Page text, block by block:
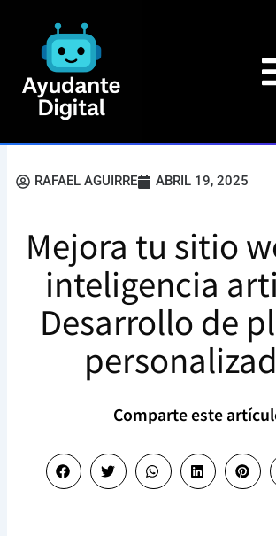
contenido
RAFAEL AGUIRRE ABRIL 19, 2025
Mejora tu sitio
inteligencia
Desarrollo de
Comparte este